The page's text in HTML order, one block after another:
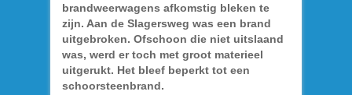
brandweerwagens afkomstig bleken te
zijn. Aan de Slagersweg was een brand
uitgebroken. Ofschoon die niet uitslaand
was, werd er toch met groot materieel
uitgerukt. Het bleef beperkt tot een
schoorsteenbrand.